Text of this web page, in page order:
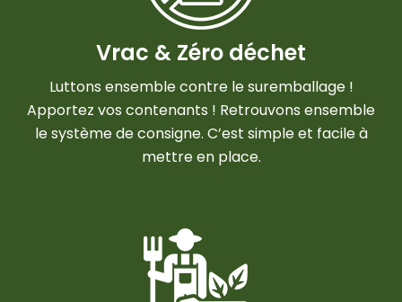
Vrac & Zéro déchet
Luttons ensemble contre le suremballage !
Apportez vos contenants ! Retrouvons ensemble
le système de consigne. C’est simple et facile à
mettre en place.